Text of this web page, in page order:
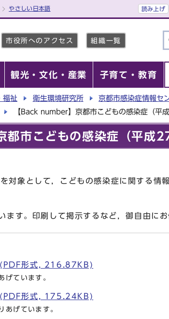
やさしい日本語 読み上げ
市役所へのアクセス 組織一覧
観光・文化・産業 子育て・教育
福祉 衛生環境研究所 京都市感染症情報セ
【Back number】京都市こどもの感染症（平成
市こどもの感染症（平成
対象として，こどもの感染症に関する情
い
す。印刷して掲示するなど，御自由にお
(PDF形式, 216.87KB)
げています。
(PDF形式, 175.24KB)
あげています。